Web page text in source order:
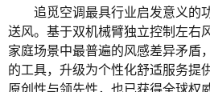
追觅空调最具行业启发意义的
送风。基于双机械臂独立控制左右
家庭场景中最普遍的风感差异矛盾
的工具，升级为个性化舒适服务提